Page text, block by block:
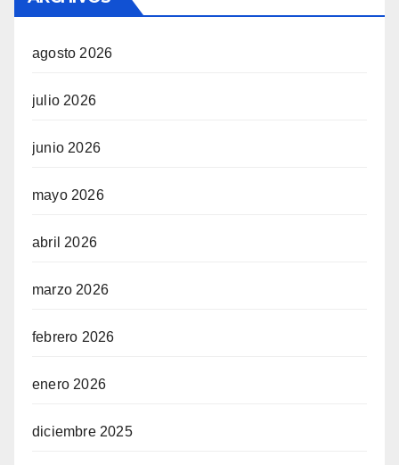
agosto 2026
julio 2026
junio 2026
mayo 2026
abril 2026
marzo 2026
febrero 2026
enero 2026
diciembre 2025